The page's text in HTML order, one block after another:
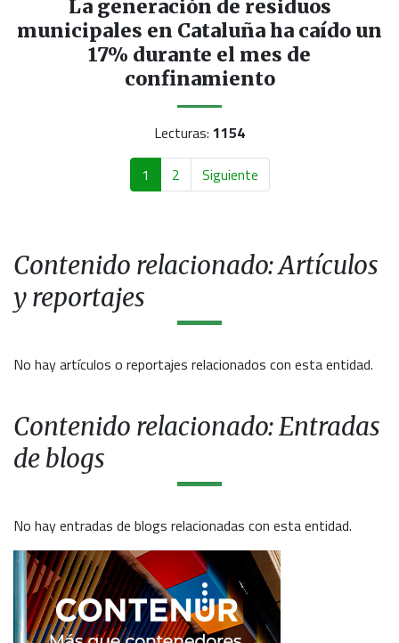
La generación de residuos
municipales en Cataluña ha caído un
17% durante el mes de
confinamiento
Lecturas: 1154
1
2 Siguiente
Contenido relacionado: Artículos
y reportajes
No hay artículos o reportajes relacionados con esta entidad.
Contenido relacionado: Entradas
de blogs
No hay entradas de blogs relacionadas con esta entidad.